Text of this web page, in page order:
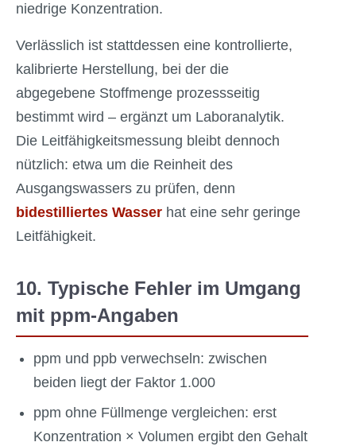
niedrige Konzentration.
Verlässlich ist stattdessen eine kontrollierte,
kalibrierte Herstellung, bei der die
abgegebene Stoffmenge prozessseitig
bestimmt wird – ergänzt um Laboranalytik.
Die Leitfähigkeitsmessung bleibt dennoch
nützlich: etwa um die Reinheit des
Ausgangswassers zu prüfen, denn
bidestilliertes Wasser hat eine sehr geringe
Leitfähigkeit.
10. Typische Fehler im Umgang
mit ppm-Angaben
ppm und ppb verwechseln: zwischen
beiden liegt der Faktor 1.000
ppm ohne Füllmenge vergleichen: erst
Konzentration × Volumen ergibt den Gehalt